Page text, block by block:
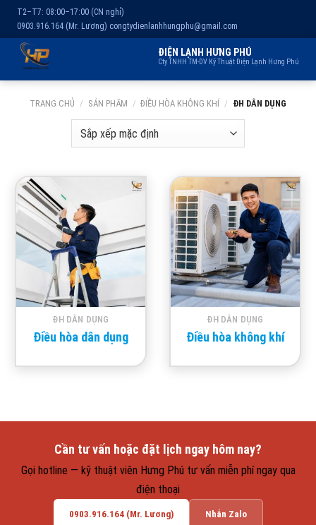
T2–T7: 08:00–17:00 (CN nghỉ)
0903.916.164 (Mr. Lương) congtydienlanhhungphu@gmail.com
ĐIỆN LẠNH HƯNG PHÚ
Cty TNHH TM-DV Kỹ Thuật Điện Lạnh Hưng Phú
Dịch vụ Kho lạnh
TRANG CHỦ / SẢN PHẨM / ĐIỀU HÒA KHÔNG KHÍ / ĐH DÂN DỤNG
ĐH DÂN DỤNG
Điều hòa dân dụng
ĐH DÂN DỤNG
Điều hòa không khí
Cần tư vấn hoặc đặt lịch ngay hôm nay?
Gọi hotline — kỹ thuật viên Hưng Phú tư vấn miễn phí ngay qua
điện thoại
0903.916.164 (Mr. Lương) Nhắn Zalo